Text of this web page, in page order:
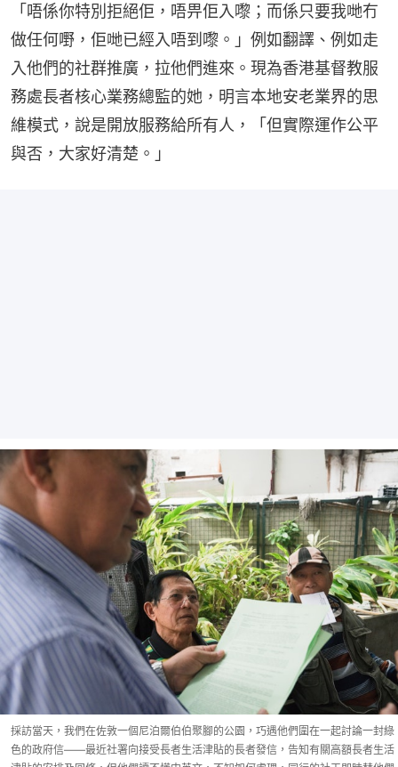
「唔係你特別拒絕佢，唔畀佢入嚟；而係只要我哋冇
做任何嘢，佢哋已經入唔到嚟。」例如翻譯、例如走
入他們的社群推廣，拉他們進來。現為香港基督教服
務處長者核心業務總監的她，明言本地安老業界的思
維模式，說是開放服務給所有人，「但實際運作公平
與否，大家好清楚。」
採訪當天，我們在佐敦一個尼泊爾伯伯聚腳的公園，巧遇他們圍在一起討論一封綠
色的政府信——最近社署向接受長者生活津貼的長者發信，告知有關高額長者生活